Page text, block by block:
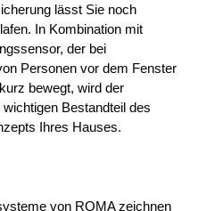
lässt Sie noch
In Kombination mit
der bei
Personen vor dem Fenster
bewegt, wird der
Bestandteil des
Ihres Hauses.
von ROMA zeichnen